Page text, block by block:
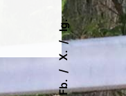
Fb.
X.
Ig.